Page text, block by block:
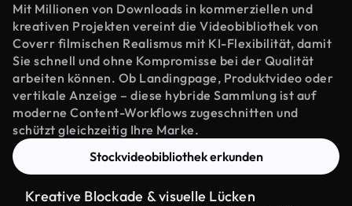
Mit Millionen von Downloads in kommerziellen und
kreativen Projekten vereint die Videobibliothek von
Coverr filmischen Realismus mit KI-Flexibilität, damit
Sie schnell und ohne Kompromisse bei der Qualität
arbeiten können. Ob Landingpage, Produktvideo oder
vertikale Anzeige – diese hybride Sammlung ist auf
moderne Content-Workflows zugeschnitten und
schützt gleichzeitig Ihre Marke.
Stockvideobibliothek erkunden
Kreative Blockade & visuelle Lücken